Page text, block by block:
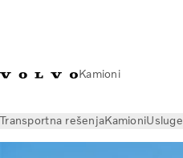
Kamioni
Transportna rešenjaKamioniUsluge